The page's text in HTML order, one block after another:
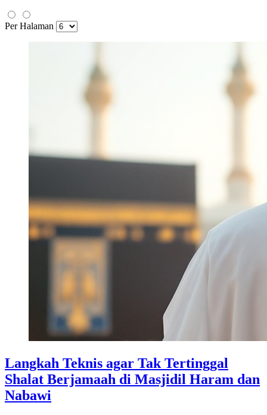
Per Halaman
Langkah Teknis agar Tak Tertinggal
Shalat Berjamaah di Masjidil Haram dan
Nabawi